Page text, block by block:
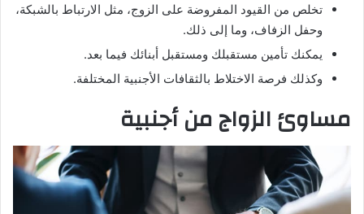
تخلص من القيود المفروضة على الزوج، مثل الارتباط بالشبكة،
وحفل الزفاف، وما إلى ذلك.
يمكنك تأمين مستقبلك ومستقبل أبنائك فيما بعد.
وكذلك فرصة الاختلاط بالثقافات الأجنبية المختلفة.
مساوئ الزواج من أجنبية